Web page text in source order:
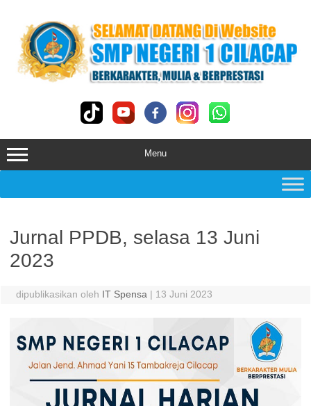
content
Menu
Jurnal PPDB, selasa 13 Juni
2023
dipublikasikan oleh IT Spensa | 13 Juni 2023